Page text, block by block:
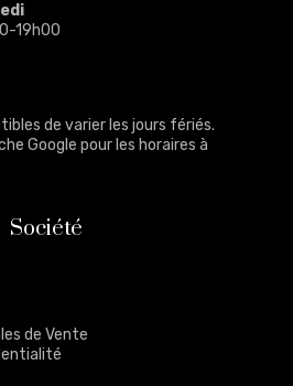
19h00
de varier les jours fériés.
Google pour les horaires à
Société
de Vente